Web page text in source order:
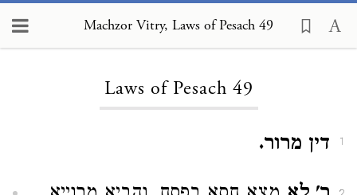
Machzor Vitry, Laws of Pesach 49
Laws of Pesach 49
1 דין מרור.